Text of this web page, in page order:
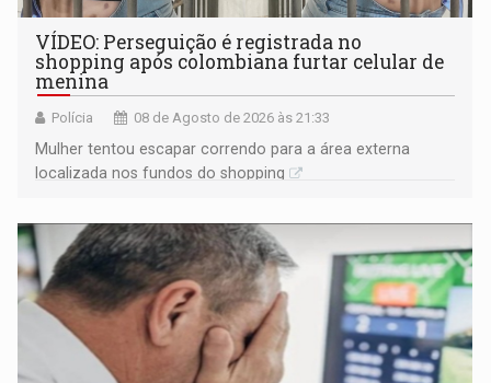
VÍDEO: Perseguição é registrada no
shopping após colombiana furtar celular de
menina
Polícia 08 de Agosto de 2026 às 21:33
Mulher tentou escapar correndo para a área externa
localizada nos fundos do shopping